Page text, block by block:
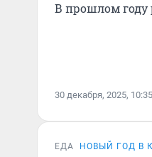
В прошлом году
30 декабря, 2025, 10:35
ЕДА НОВЫЙ ГОД В